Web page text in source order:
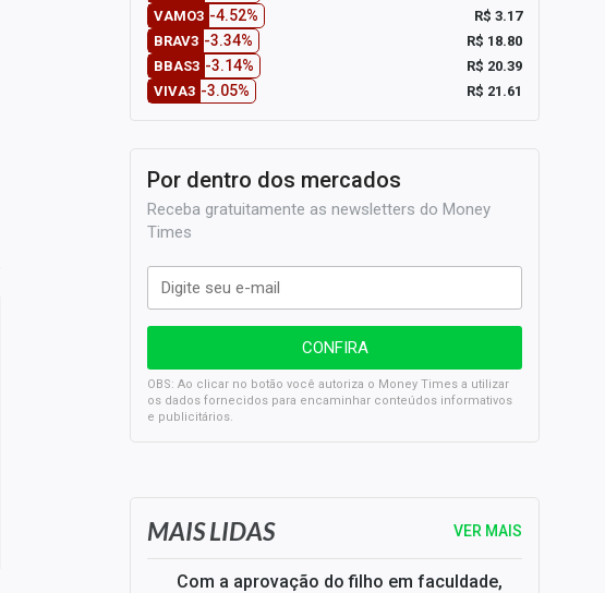
VAMO3 -4.52%
R$ 3.17
BRAV3 -3.34%
R$ 18.80
BBAS3 -3.14%
R$ 20.39
VIVA3 -3.05% R$ 21.61
Por dentro dos mercados
Receba gratuitamente as newsletters do Money
Times
OBS: Ao clicar no botão você autoriza o Money Times a utilizar
os dados fornecidos para encaminhar conteúdos informativos
e publicitários.
SELIC em 14%: A repercussão da decisão sobre os JUROS
MAIS LIDAS VER MAIS
Com a aprovação do filho em faculdade,